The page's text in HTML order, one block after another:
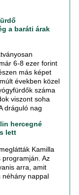
a baráti árak
6-8 ezer forint
más képet
években közel
száma
viszont soha
dráguló nag
hercegné
lett
Kamilla
programján. Az
arra, amit
néhány nappal